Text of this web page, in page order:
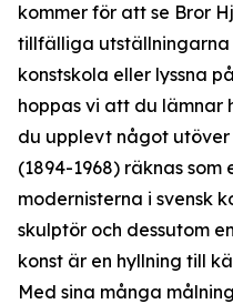
kommer för att se Bror
tillfälliga utställningarna
konstskola eller lyssna
hoppas vi att du lämnar
du upplevt något
(1894-1968) räknas som
modernisterna i svensk
skulptör och dessutom
konst är en hyllning till
Med sina många